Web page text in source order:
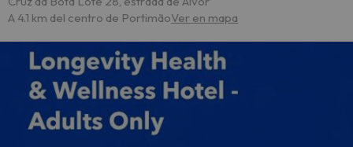
A 4.1 km del centro de PortimãoVer en mapa